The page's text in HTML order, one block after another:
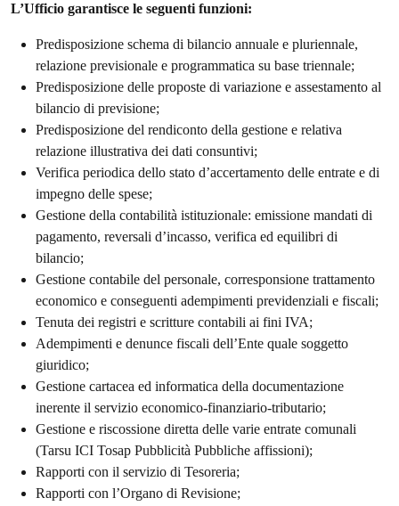
L’Ufficio garantisce le seguenti funzioni:
Predisposizione schema di bilancio annuale e pluriennale,
relazione previsionale e programmatica su base triennale;
Predisposizione delle proposte di variazione e assestamento al
bilancio di previsione;
Predisposizione del rendiconto della gestione e relativa
relazione illustrativa dei dati consuntivi;
Verifica periodica dello stato d’accertamento delle entrate e di
impegno delle spese;
Gestione della contabilità istituzionale: emissione mandati di
pagamento, reversali d’incasso, verifica ed equilibri di
bilancio;
Gestione contabile del personale, corresponsione trattamento
economico e conseguenti adempimenti previdenziali e fiscali;
Tenuta dei registri e scritture contabili ai fini IVA;
Adempimenti e denunce fiscali dell’Ente quale soggetto
giuridico;
Gestione cartacea ed informatica della documentazione
inerente il servizio economico-finanziario-tributario;
Gestione e riscossione diretta delle varie entrate comunali
(Tarsu ICI Tosap Pubblicità Pubbliche affissioni);
Rapporti con il servizio di Tesoreria;
Rapporti con l’Organo di Revisione;